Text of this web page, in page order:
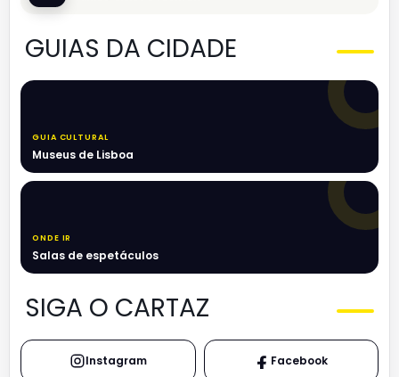
GUIAS DA CIDADE
GUIA CULTURAL
Museus de Lisboa
ONDE IR
Salas de espetáculos
SIGA O CARTAZ
Instagram Facebook